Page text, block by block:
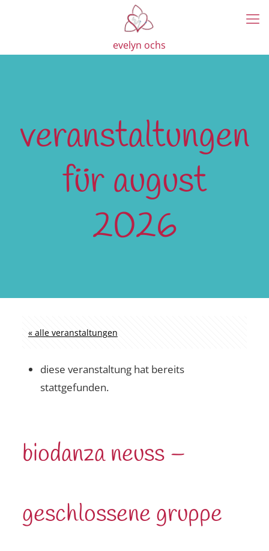
evelyn ochs
veranstaltungen
für august
2026
« alle veranstaltungen
diese veranstaltung hat bereits
stattgefunden.
biodanza neuss –
geschlossene gruppe